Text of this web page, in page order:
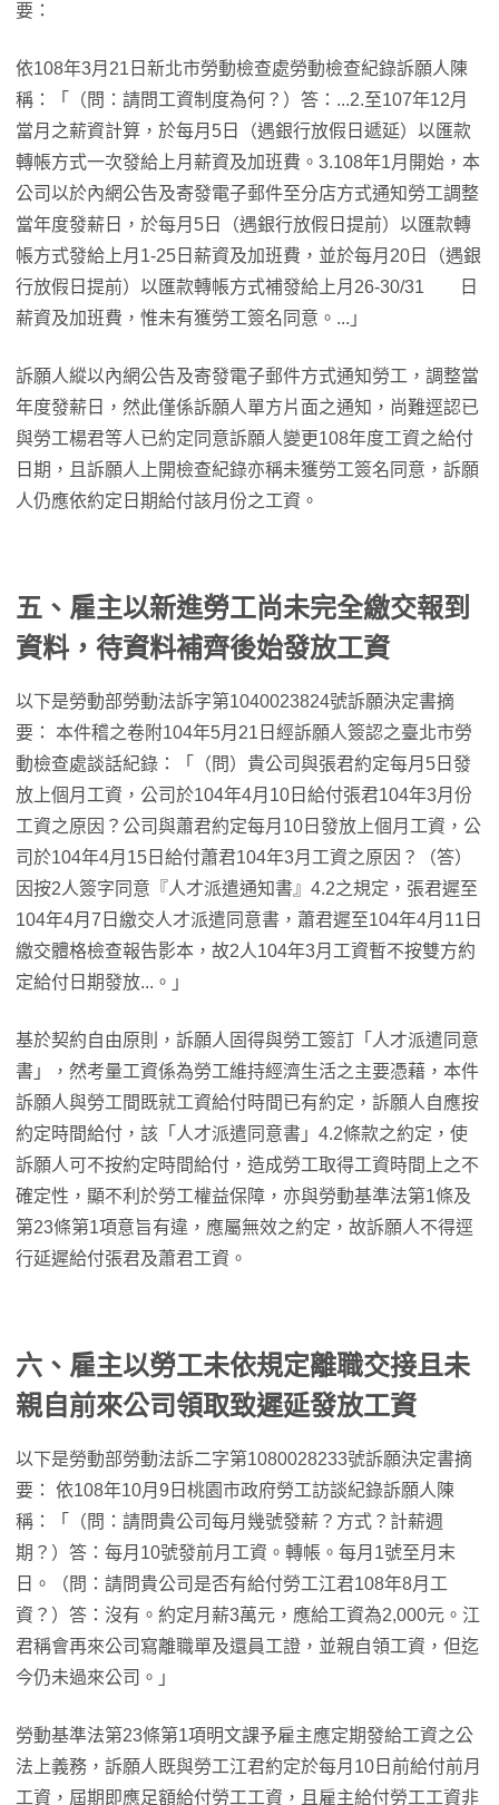
要：
依108年3月21日新北市勞動檢查處勞動檢查紀錄訴願人陳
稱：「（問：請問工資制度為何？）答：...2.至107年12月
當月之薪資計算，於每月5日（遇銀行放假日遞延）以匯款
轉帳方式一次發給上月薪資及加班費。3.108年1月開始，本
公司以於內網公告及寄發電子郵件至分店方式通知勞工調整
當年度發薪日，於每月5日（遇銀行放假日提前）以匯款轉
帳方式發給上月1-25日薪資及加班費，並於每月20日（遇銀
行放假日提前）以匯款轉帳方式補發給上月26-30/31 日
薪資及加班費，惟未有獲勞工簽名同意。...」
訴願人縱以內網公告及寄發電子郵件方式通知勞工，調整當
年度發薪日，然此僅係訴願人單方片面之通知，尚難逕認已
與勞工楊君等人已約定同意訴願人變更108年度工資之給付
日期，且訴願人上開檢查紀錄亦稱未獲勞工簽名同意，訴願
人仍應依約定日期給付該月份之工資。
五、雇主以新進勞工尚未完全繳交報到
資料，待資料補齊後始發放工資
以下是勞動部勞動法訴字第1040023824號訴願決定書摘
要： 本件稽之卷附104年5月21日經訴願人簽認之臺北市勞
動檢查處談話紀錄：「（問）貴公司與張君約定每月5日發
放上個月工資，公司於104年4月10日給付張君104年3月份
工資之原因？公司與蕭君約定每月10日發放上個月工資，公
司於104年4月15日給付蕭君104年3月工資之原因？（答）
因按2人簽字同意『人才派遣通知書』4.2之規定，張君遲至
104年4月7日繳交人才派遣同意書，蕭君遲至104年4月11日
繳交體格檢查報告影本，故2人104年3月工資暫不按雙方約
定給付日期發放...。」
基於契約自由原則，訴願人固得與勞工簽訂「人才派遣同意
書」，然考量工資係為勞工維持經濟生活之主要憑藉，本件
訴願人與勞工間既就工資給付時間已有約定，訴願人自應按
約定時間給付，該「人才派遣同意書」4.2條款之約定，使
訴願人可不按約定時間給付，造成勞工取得工資時間上之不
確定性，顯不利於勞工權益保障，亦與勞動基準法第1條及
第23條第1項意旨有違，應屬無效之約定，故訴願人不得逕
行延遲給付張君及蕭君工資。
六、雇主以勞工未依規定離職交接且未
親自前來公司領取致遲延發放工資
以下是勞動部勞動法訴二字第1080028233號訴願決定書摘
要： 依108年10月9日桃園市政府勞工訪談紀錄訴願人陳
稱：「（問：請問貴公司每月幾號發薪？方式？計薪週
期？）答：每月10號發前月工資。轉帳。每月1號至月末
日。（問：請問貴公司是否有給付勞工江君108年8月工
資？）答：沒有。約定月薪3萬元，應給工資為2,000元。江
君稱會再來公司寫離職單及還員工證，並親自領工資，但迄
今仍未過來公司。」
勞動基準法第23條第1項明文課予雇主應定期發給工資之公
法上義務，訴願人既與勞工江君約定於每月10日前給付前月
工資，屆期即應足額給付勞工工資，且雇主給付勞工工資非